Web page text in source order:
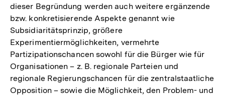
dieser Begründung werden auch weitere ergänzende
bzw. konkretisierende Aspekte genannt wie
Subsidiaritätsprinzip, größere
Experimentiermöglichkeiten, vermehrte
Partizipationschancen sowohl für die Bürger wie für
Organisationen – z. B. regionale Parteien und
regionale Regierungschancen für die zentralstaatliche
Opposition – sowie die Möglichkeit, den Problem- und